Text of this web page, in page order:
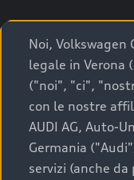
A breve verrai
Audi Center o
che ti
Noi, Volkswagen
legale in Verona
("noi", "ci",
con le nostre
AUDI AG, Auto-
Germania
servizi (anche